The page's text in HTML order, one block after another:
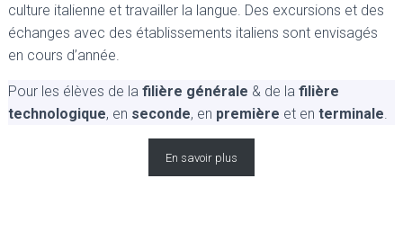
culture italienne et travailler la langue. Des excursions et des
échanges avec des établissements italiens sont envisagés
en cours d’année.
Pour les élèves de la filière générale & de la filière
technologique, en seconde, en première et en terminale.
En savoir plus